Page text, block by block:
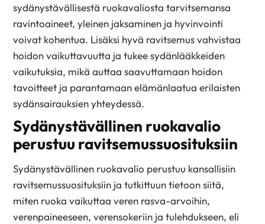
sydänystävällisestä ruokavaliosta tarvitsemansa
ravintoaineet, yleinen jaksaminen ja hyvinvointi
voivat kohentua. Lisäksi hyvä ravitsemus vahvistaa
hoidon vaikuttavuutta ja tukee sydänlääkkeiden
vaikutuksia, mikä auttaa saavuttamaan hoidon
tavoitteet ja parantamaan elämänlaatua erilaisten
sydänsairauksien yhteydessä.
Sydänystävällinen ruokavalio
perustuu ravitsemussuosituksiin
Sydänystävällinen ruokavalio perustuu kansallisiin
ravitsemussuosituksiin ja tutkittuun tietoon siitä,
miten ruoka vaikuttaa veren rasva-arvoihin,
verenpaineeseen, verensokeriin ja tulehdukseen, eli